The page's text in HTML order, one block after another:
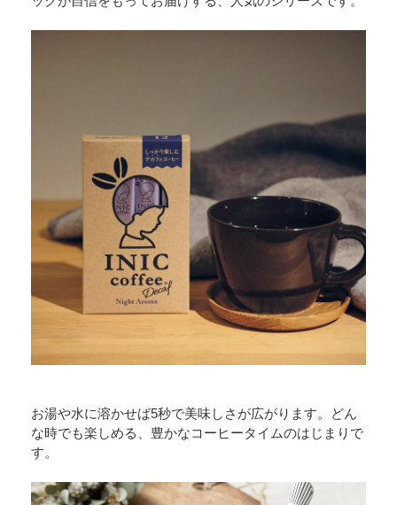
お湯や水に溶かせば5秒で美味しさが広がります。どん
な時でも楽しめる、豊かなコーヒータイムのはじまりで
す。